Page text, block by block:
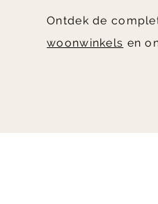
Ontdek de
woonwinkels en